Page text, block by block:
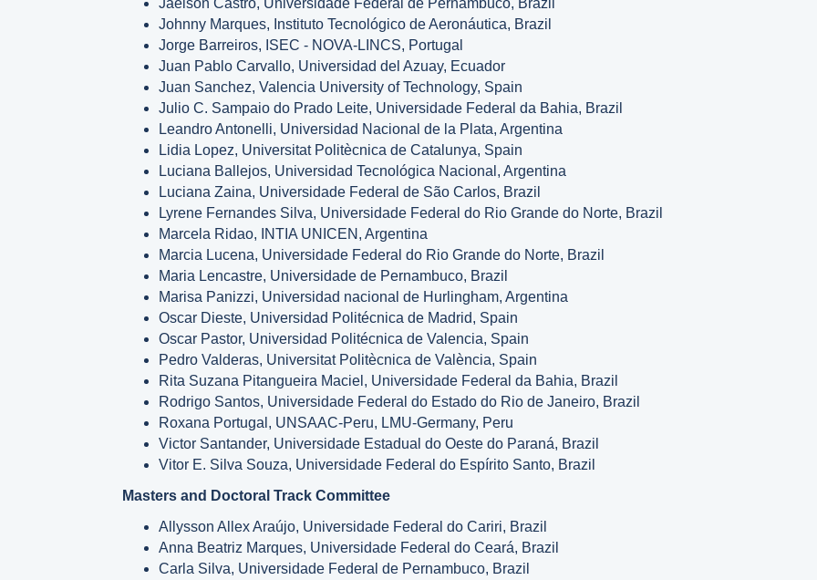
Johnny Marques, Instituto Tecnológico de Aeronáutica, Brazil
Jorge Barreiros, ISEC - NOVA-LINCS, Portugal
Juan Pablo Carvallo, Universidad del Azuay, Ecuador
Juan Sanchez, Valencia University of Technology, Spain
Julio C. Sampaio do Prado Leite, Universidade Federal da Bahia, Brazil
Leandro Antonelli, Universidad Nacional de la Plata, Argentina
Lidia Lopez, Universitat Politècnica de Catalunya, Spain
Luciana Ballejos, Universidad Tecnológica Nacional, Argentina
Luciana Zaina, Universidade Federal de São Carlos, Brazil
Lyrene Fernandes Silva, Universidade Federal do Rio Grande do Norte, Brazil
Marcela Ridao, INTIA UNICEN, Argentina
Marcia Lucena, Universidade Federal do Rio Grande do Norte, Brazil
Maria Lencastre, Universidade de Pernambuco, Brazil
Marisa Panizzi, Universidad nacional de Hurlingham, Argentina
Oscar Dieste, Universidad Politécnica de Madrid, Spain
Oscar Pastor, Universidad Politécnica de Valencia, Spain
Pedro Valderas, Universitat Politècnica de València, Spain
Rita Suzana Pitangueira Maciel, Universidade Federal da Bahia, Brazil
Rodrigo Santos, Universidade Federal do Estado do Rio de Janeiro, Brazil
Roxana Portugal, UNSAAC-Peru, LMU-Germany, Peru
Victor Santander, Universidade Estadual do Oeste do Paraná, Brazil
Vitor E. Silva Souza, Universidade Federal do Espírito Santo, Brazil
Masters and Doctoral Track Committee
Allysson Allex Araújo, Universidade Federal do Cariri, Brazil
Anna Beatriz Marques, Universidade Federal do Ceará, Brazil
Carla Silva, Universidade Federal de Pernambuco, Brazil